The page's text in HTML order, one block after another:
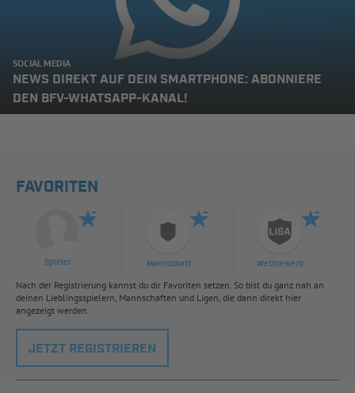
SOCIAL MEDIA
NEWS DIREKT AUF DEIN SMARTPHONE: ABONNIERE
DEN BFV-WHATSAPP-KANAL!
FAVORITEN
Spieler Mannschaft Wettbewerb
Nach der Registrierung kannst du dir Favoriten setzen. So bist du ganz nah an
deinen Lieblingsspielern, Mannschaften und Ligen, die dann direkt hier
angezeigt werden.
JETZT REGISTRIEREN